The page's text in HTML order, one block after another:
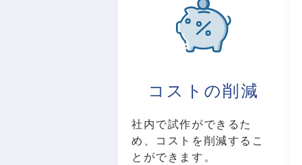
コストの削減
社内で試作ができるた
め、コストを削減するこ
とができます。